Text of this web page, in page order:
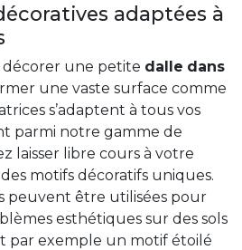
adaptées à
décorer une petite dalle dans
une vaste surface comme
s’adaptent à tous vos
parmi notre gamme de
laisser libre cours à votre
motifs décoratifs uniques.
peuvent être utilisées pour
esthétiques sur des sols
par exemple un motif étoilé